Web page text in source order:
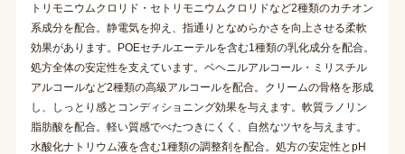
トリモニウムクロリド・セトリモニウムクロリドなど2種類のカチオン
系成分を配合。静電気を抑え、指通りとなめらかさを向上させる柔軟
効果があります。POEセチルエーテルを含む1種類の乳化成分を配合。
処方全体の安定性を支えています。ベヘニルアルコール・ミリスチル
アルコールなど2種類の高級アルコールを配合。クリームの骨格を形成
し、しっとり感とコンディショニング効果を与えます。軟質ラノリン
脂肪酸を配合。軽い質感でべたつきにくく、自然なツヤを与えます。
水酸化ナトリウム液を含む1種類の調整剤を配合。処方の安定性とpH